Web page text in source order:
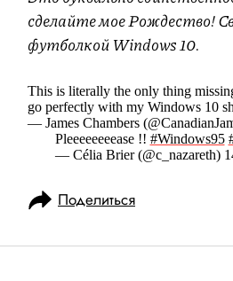
сделайте мое Рождество!
футболкой Windows 10.
This is literally the only thing
go perfectly with my Windows 10
— James Chambers
Pleeeeeeeease !! #Windows95
— Célia Brier (@c_nazareth)
Поделиться